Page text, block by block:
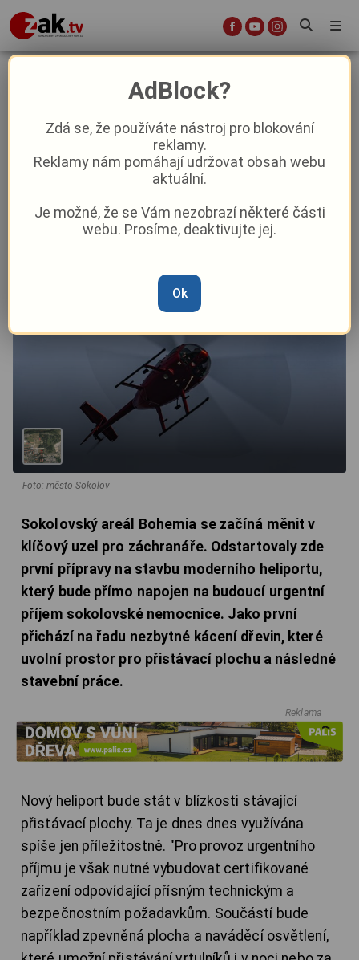
Konec provizoria: Sokolov získá
certifikovaný heliport pro
nepřetržitý provoz záchranářů
Aktuality Aktuálně Z kraje
Anna Raková –25. 3. 11:15
Foto: město Sokolov
Sokolovský areál Bohemia se začíná měnit v
klíčový uzel pro záchranáře. Odstartovaly zde
první přípravy na stavbu moderního heliportu,
který bude přímo napojen na budoucí urgentní
příjem sokolovské nemocnice. Jako první
přichází na řadu nezbytné kácení dřevin, které
uvolní prostor pro přistávací plochu a následné
stavební práce.
Reklama
Nový heliport bude stát v blízkosti stávající
přistávací plochy. Ta je dnes dnes využívána
spíše jen příležitostně. "Pro provoz urgentního
příjmu je však nutné vybudovat certifikované
zařízení odpovídající přísným technickým a
bezpečnostním požadavkům. Součástí bude
například zpevněná plocha a naváděcí osvětlení,
AdBlock?
Zdá se, že používáte nástroj pro blokování
reklamy.
Reklamy nám pomáhají udržovat obsah webu
aktuální.
Je možné, že se Vám nezobrazí některé části
webu. Prosíme, deaktivujte jej.
Ok